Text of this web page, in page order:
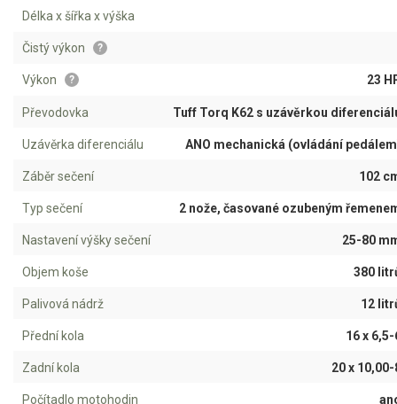
Aku sekačky
Aku STIHL
Aku AL-KO
VARI
VARI malotraktory
VARI multifunkční nosiče
Vertikutátory
Délka x šířka x výška
Čistý výkon ?
Výkon ? 23
Převodovka Tuff Torq K62 s uzávěrkou
Uzávěrka diferenciálu ANO mechanická (ovládání
Záběr sečení 102
Typ sečení 2 nože, časované ozubeným
Nastavení výšky sečení 25-80
Objem koše 380
Palivová nádrž 12
Přední kola 16 x 6,5-
Zadní kola 20 x 10,00-
Počítadlo motohodin